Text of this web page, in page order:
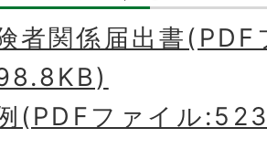
者関係届出書(PDF
(PDFファイル